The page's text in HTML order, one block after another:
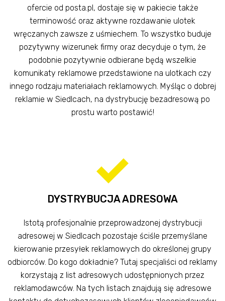
ofercie od posta.pl, dostaje się w pakiecie także
terminowość oraz aktywne rozdawanie ulotek
wręczanych zawsze z uśmiechem. To wszystko buduje
pozytywny wizerunek firmy oraz decyduje o tym, że
podobnie pozytywnie odbierane będą wszelkie
komunikaty reklamowe przedstawione na ulotkach czy
innego rodzaju materiałach reklamowych. Myśląc o dobrej
reklamie w Siedlcach, na dystrybucję bezadresową po
prostu warto postawić!
DYSTRYBUCJA ADRESOWA
Istotą profesjonalnie przeprowadzonej dystrybucji
adresowej w Siedlcach pozostaje ściśle przemyślane
kierowanie przesyłek reklamowych do określonej grupy
odbiorców. Do kogo dokładnie? Tutaj specjaliści od reklamy
korzystają z list adresowych udostępnionych przez
reklamodawców. Na tych listach znajdują się adresowe